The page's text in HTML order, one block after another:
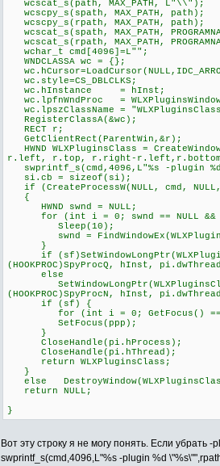
wcscat_s(path, MAX_PATH, L"\\");
wcscpy_s(spath, MAX_PATH, path);
wcscpy_s(rpath, MAX_PATH, path);
wcscat_s(spath, MAX_PATH,
wcscat_s(rpath, MAX_PATH,
wchar_t cmd[4096]=L"";
WNDCLASSA wc = {};
wc.style=CS_DBLCLKS;
wc.hInstance = hInst;
wc.lpfnWndProc =
wc.lpszClassName =
RegisterClassA(&wc);
RECT r;
GetClientRect(ParentWin,&r);
HWND WLXPluginsClass =
r.left, r.top, r.right-r.left,r.bottom-
swprintf_s(cmd,4096,L"%s -plugin
si.cb = sizeof(si);
if (CreateProcessW(NULL, cmd,
{
HWND swnd = NULL;
for (int i = 0; swnd == NULL &&
Sleep(10);
swnd =
}
if
(HOOKPROC)SpyProcQ, hInst,
else
SetWindowLongPtr(WLXPluginsClass,
(HOOKPROC)SpyProcN, hInst,
if (sf) {
for (int i = 0; GetFocus() ==
SetFocus(ppp);
}
CloseHandle(pi.hProcess);
CloseHandle(pi.hThread);
return WLXPluginsClass;
}
else
return NULL;
}
Вот эту строку я не могу понять. Если убрать
swprintf_s(cmd,4096,L"%s -plugin %d